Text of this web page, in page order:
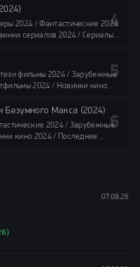
Studio / Смотреть фильмы
2024 / Фантастические 2024
сериалов 2024 / Сериалы
/ Сериалы в озвучке
фильмы онлайн
фильмы 2024 / Зарубежные
2024 / Новинки кино
фильмы / Смотреть
Безумного Макса (2024)
2024 / Зарубежные
кино 2024 / Последние
07.08.26